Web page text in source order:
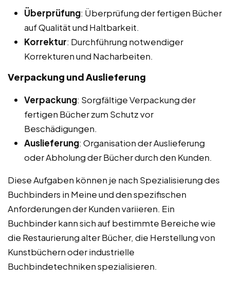
Überprüfung: Überprüfung der fertigen Bücher
auf Qualität und Haltbarkeit.
Korrektur: Durchführung notwendiger
Korrekturen und Nacharbeiten.
Verpackung und Auslieferung
Verpackung: Sorgfältige Verpackung der
fertigen Bücher zum Schutz vor
Beschädigungen.
Auslieferung: Organisation der Auslieferung
oder Abholung der Bücher durch den Kunden.
Diese Aufgaben können je nach Spezialisierung des
Buchbinders in Meine und den spezifischen
Anforderungen der Kunden variieren. Ein
Buchbinder kann sich auf bestimmte Bereiche wie
die Restaurierung alter Bücher, die Herstellung von
Kunstbüchern oder industrielle
Buchbindetechniken spezialisieren.